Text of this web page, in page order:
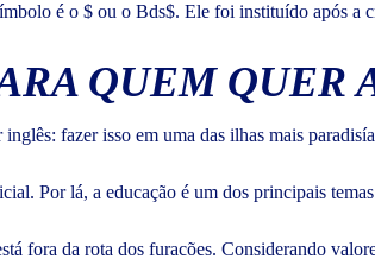
é o $ ou o Bds$. Ele foi instituído após a
QUEM QUER
fazer isso em uma das ilhas mais
Por lá, a educação é um dos principais
fora da rota dos furacões. Considerando